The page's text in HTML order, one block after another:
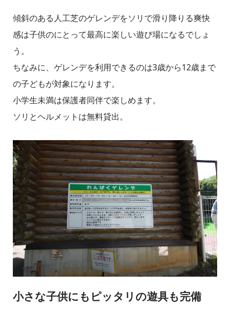
傾斜のある人工芝のゲレンデをソリで滑り降りる爽快
感は子供のにとって最高に楽しい遊び場になるでしょ
う。
ちなみに、ゲレンデを利用できるのは3歳から12歳まで
の子どもが対象になります。
小学生未満は保護者同伴で楽しめます。
ソリとヘルメットは無料貸出。
小さな子供にもピッタリの遊具も完備